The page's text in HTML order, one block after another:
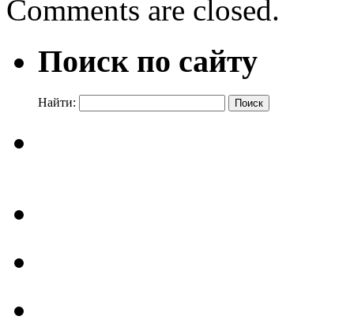
Comments are closed.
Поиск по сайту
Найти: